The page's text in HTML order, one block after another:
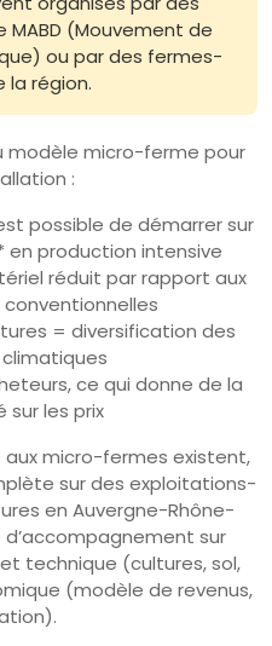
(Mouvement de
ou par des fermes-
la région.
modèle micro-ferme pour
:
possible de démarrer sur
en production intensive
réduit par rapport aux
= diversification des
ce qui donne de la
sur les prix
micro-fermes existent,
sur des exploitations-
en Auvergne-Rhône-
sur
technique (cultures, sol,
(modèle de revenus,